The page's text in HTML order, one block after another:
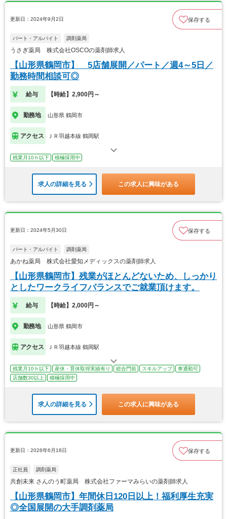
更新日：2024年9月2日 保存する
パート・アルバイト 調剤薬局
うさぎ薬局 株式会社OSCOの薬剤師求人
【山形県鶴岡市】 5店舗展開／パート／週4～5日／
勤務時間相談可◎
給与 【時給】2,900円～
勤務地 山形県 鶴岡市
アクセス ＪＲ羽越本線 鶴岡駅
残業月10ｈ以下 積極採用中
求人の詳細を見る この求人に興味がある
更新日：2024年5月30日 保存する
パート・アルバイト 調剤薬局
あかね薬局 株式会社愛知メディックスの薬剤師求人
【山形県鶴岡市】残業がほとんどないため、しっかり
としたワークライフバランスでご就業頂けます。
給与 【時給】2,000円～
勤務地 山形県 鶴岡市
アクセス ＪＲ羽越本線 鶴岡駅
残業月10ｈ以下 産休・育休取得実績有り 総合門前 スキルアップ
車通勤可
店舗数30以上
積極採用中
求人の詳細を見る この求人に興味がある
更新日：2026年6月18日 保存する
正社員 調剤薬局
共創未来 さんのう町薬局 株式会社ファーマみらいの薬剤師求人
【山形県鶴岡市】年間休日120日以上！福利厚生充実
◎全国展開の大手調剤薬局